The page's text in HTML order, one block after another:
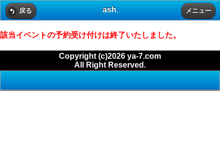
戻る ash. メニュー
該当イベントの予約受け付けは終了いたしました。
Copyright (c)2026 ya-7.com
All Right Reserved.